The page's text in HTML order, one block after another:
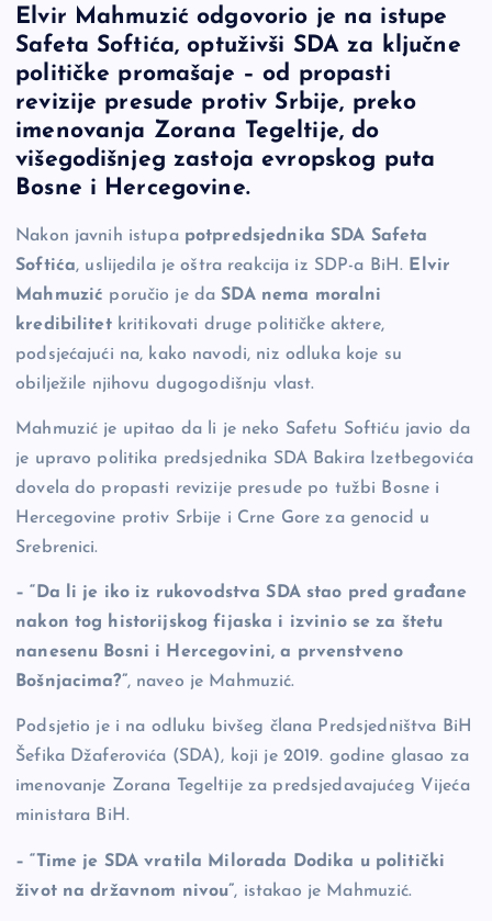
c
e
b
o
o
k
p
y
Li
n
k
se
n
g
er
er ar
e
Elvir Mahmuzić odgovorio je na istupe
Safeta Softića, optuživši SDA za ključne
političke promašaje – od propasti
revizije presude protiv Srbije, preko
imenovanja Zorana Tegeltije, do
višegodišnjeg zastoja evropskog puta
Bosne i Hercegovine.
Nakon javnih istupa potpredsjednika SDA Safeta
Softića, uslijedila je oštra reakcija iz SDP-a BiH. Elvir
Mahmuzić poručio je daSDA nema moralni
kredibilitetkritikovati druge političke aktere,
podsjećajući na, kako navodi, niz odluka koje su
obilježile njihovu dugogodišnju vlast.
Mahmuzić je upitao da li je neko Safetu Softiću javio da
je upravo politika predsjednika SDA Bakira Izetbegovića
dovela do propasti revizije presude po tužbi Bosne i
Hercegovine protiv Srbije i Crne Gore za genocid u
Srebrenici.
– “Da li je iko iz rukovodstva SDA stao pred građane
nakon tog historijskog fijaska i izvinio se za štetu
nanesenu Bosni i Hercegovini, a prvenstveno
Bošnjacima?”, naveo je Mahmuzić.
Podsjetio je i na odluku bivšeg člana Predsjedništva BiH
Šefika Džaferovića (SDA), koji je 2019. godine glasao za
imenovanje Zorana Tegeltije za predsjedavajućeg Vijeća
ministara BiH.
– “Time je SDA vratila Milorada Dodika u politički
život na državnom nivou”, istakao je Mahmuzić.